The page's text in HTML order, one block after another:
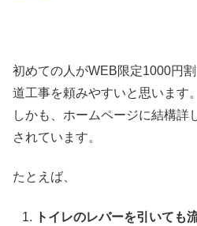
初めての人がWEB限定1000円
道工事を頼みやすいと思います。
しかも、ホームページに結構詳
されています。
たとえば、
トイレのレバーを引いても